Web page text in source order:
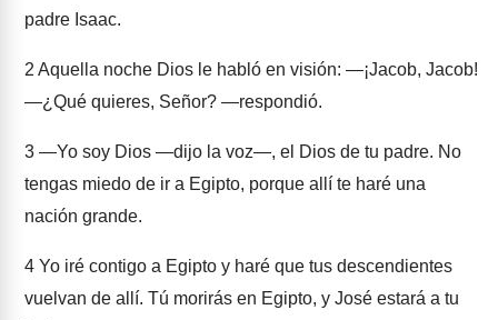
padre Isaac.
2 Aquella noche Dios le habló en visión: ―¡Jacob, Jacob!
―¿Qué quieres, Señor? —respondió.
3 ―Yo soy Dios —dijo la voz—, el Dios de tu padre. No
tengas miedo de ir a Egipto, porque allí te haré una
nación grande.
4 Yo iré contigo a Egipto y haré que tus descendientes
vuelvan de allí. Tú morirás en Egipto, y José estará a tu